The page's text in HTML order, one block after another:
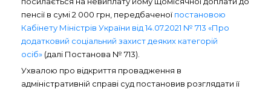
пенсії в сумі 2 000 грн, передбаченої постановою
Кабінету Міністрів України від 14.07.2021 № 713 «Про
додатковий соціальний захист деяких категорій
осіб» (далі Постанова № 713).
Ухвалою про відкриття провадження в
адміністративній справі суд постановив розглядати її